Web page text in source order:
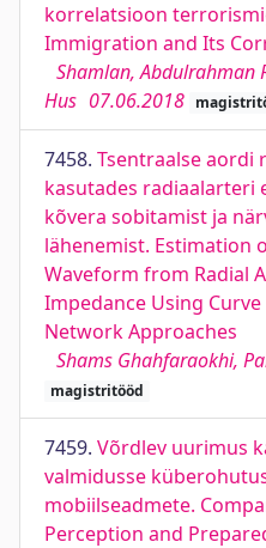
korrelatsioon
Immigration and Its
Shamlan, Abdulrahman
Hus 07.06.2018
7458. Tsentraalse aordi
kasutades radiaalarteri
kõvera sobitamist ja
lähenemist. Estimation
Waveform from Radial
Impedance Using
Network Approaches
Shams Ghahfaraokhi,
magistritööd
7459. Võrdlev uurimus
valmidusse
mobiilseadmete.
Perception and